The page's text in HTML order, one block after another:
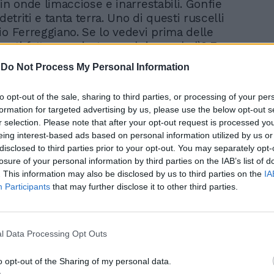
Do Not Process My Personal Information
opt-out of the sale, sharing to third parties, or processing of your
for targeted advertising by us, please use the below opt-out
selection. Please note that after your opt-out request is processed
interest-based ads based on personal information utilized by us
to third parties prior to your opt-out. You may separately
of your personal information by third parties on the IAB’s list of
This information may also be disclosed by us to third parties on the
Participants that may further disclose it to other third parties.
Data Processing Opt Outs
opt-out of the Sharing of my personal data.
onde limacciose e inarrestabili. Gonfie
e tanta terra. Uno di questi ruscelli
Ferreggiano. Se lo vedevi prima delle
fatto una risata: quel rigagnolo lì? E
mai fare? Ebbene il rio si è
in un mostro. Ha rincorso tre donne e
di un palazzo. In una sorta di assurda
di forza il Ferreggiano è entrato anche
ha uccise. Prima di continuare a rotolare
lui o il destino, ha voluto stanarle.
dove il Bisagno è stato imprigionato
fame di palazzi e strade, lo tsunami è
Quelle montagne che cingono
Ma questa volta le cose sono andate
i barbari erano gocce ghiacciate venuti
marrone ha travolto tutto e tutti
Ha portato via uomini, donne e